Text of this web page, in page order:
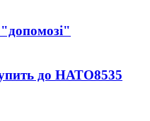
до НАТО8535